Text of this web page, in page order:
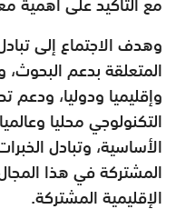
وهدف الاجتماع إلى
المتعلقة بدعم البحوث،
وإقليميا ودوليا، ودعم
التكنولوجي محليا
الأساسية، وتبادل
المشتركة في هذا
الإقليمية المشتركة.